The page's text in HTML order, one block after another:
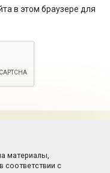
в этом браузере для
материалы,
соответствии с